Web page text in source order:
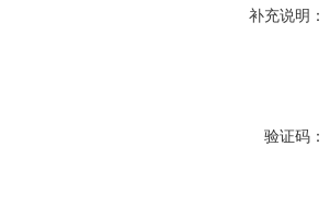
补充说明：
验证码：